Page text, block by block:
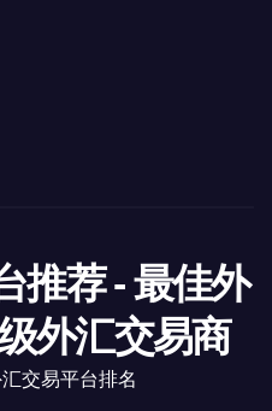
推荐 - 最佳外
外汇交易商
交易平台排名